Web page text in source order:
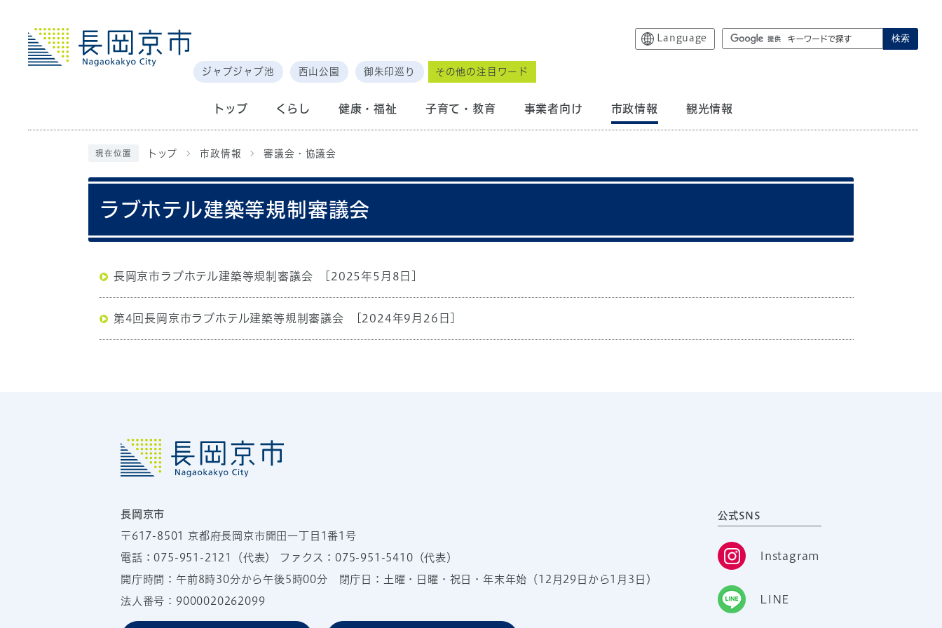
Language 検索
ジャブジャブ池 西山公園 御朱印巡り その他の注目ワード
トップ くらし 健康・福祉 子育て・教育 事業者向け 市政情報 観光情報
現在位置 トップ 市政情報 審議会・協議会
ラブホテル建築等規制審議会
長岡京市ラブホテル建築等規制審議会 [2025年5月8日]
第4回長岡京市ラブホテル建築等規制審議会 [2024年9月26日]
長岡京市
〒617-8501 京都府長岡京市開田一丁目1番1号
電話：075-951-2121 （代表） ファクス：075-951-5410（代表）
開庁時間：午前8時30分から午後5時00分 閉庁日：土曜・日曜・祝日・年末年始（12月29日から1月3日）
法人番号：9000020262099
公式SNS
Instagram
LINE